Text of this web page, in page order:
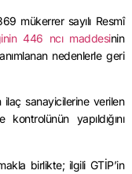
mükerrer sayılı Resmî
446 ncı maddesinin
nedenlerle geri
ilaç sanayicilerine verilen
yapıldığını
birlikte; ilgili GTİP’in